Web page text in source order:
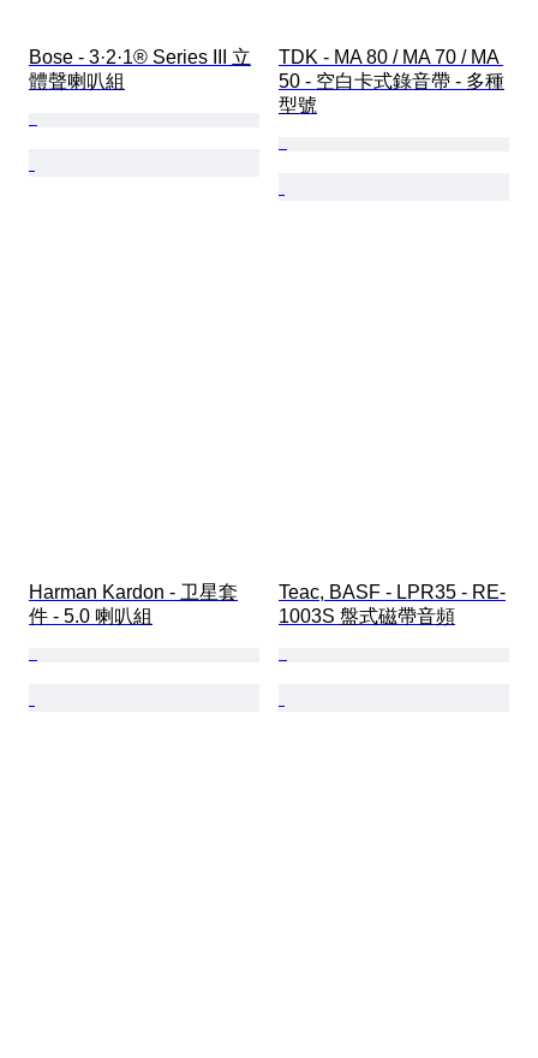
Bose - 3·2·1® Series III 立
體聲喇叭組
TDK - MA 80 / MA 70 / MA
50 - 空白卡式錄音帶 - 多種
型號
Harman Kardon - 卫星套
件 - 5.0 喇叭組
Teac, BASF - LPR35 - RE-
1003S 盤式磁帶音頻